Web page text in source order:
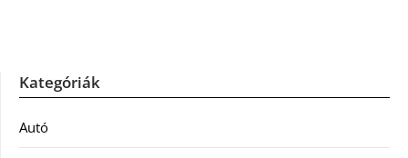
Kategóriák
Autó